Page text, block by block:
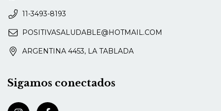
11-3493-8193
POSITIVASALUDABLE@HOTMAIL.COM
ARGENTINA 4453, LA TABLADA
Sigamos conectados